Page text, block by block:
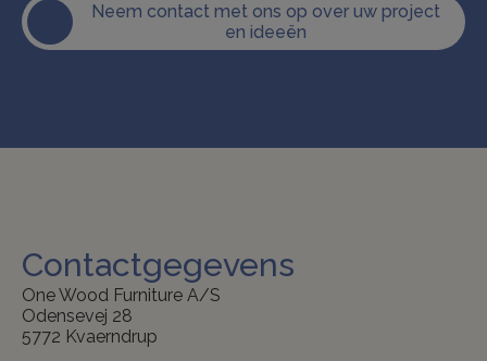
Neem contact met ons op over uw project
en ideeën
Contactgegevens
One Wood Furniture A/S
Odensevej 28
5772 Kvaerndrup